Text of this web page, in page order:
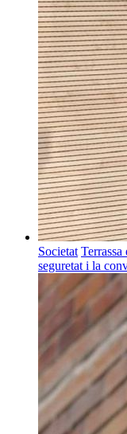
Societat Terrassa
seguretat i la